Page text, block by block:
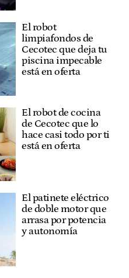
El robot
limpiafondos de
Cecotec que deja tu
piscina impecable
está en oferta
El robot de cocina
de Cecotec que lo
hace casi todo por ti
está en oferta
El patinete eléctrico
de doble motor que
arrasa por potencia
y autonomía